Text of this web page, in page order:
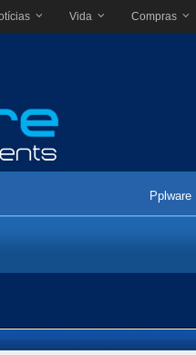
Vida Compras
Pplware